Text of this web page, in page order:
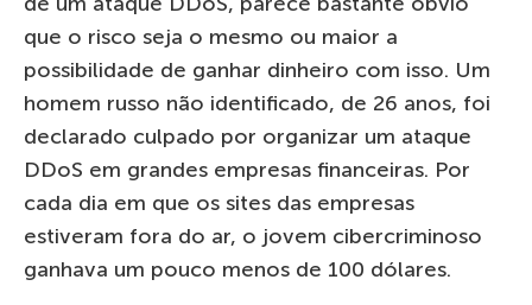
que o risco seja o mesmo ou maior a
possibilidade de ganhar dinheiro com isso. Um
homem russo não identificado, de 26 anos, foi
declarado culpado por organizar um ataque
DDoS em grandes empresas financeiras. Por
cada dia em que os sites das empresas
estiveram fora do ar, o jovem cibercriminoso
ganhava um pouco menos de 100 dólares.